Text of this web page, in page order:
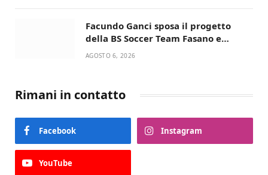
Facundo Ganci sposa il progetto
della BS Soccer Team Fasano e
ritorna in campo
AGOSTO 6, 2026
Rimani in contatto
Facebook Instagram
YouTube